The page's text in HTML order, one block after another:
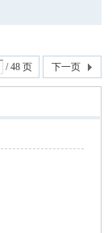
/ 48 页 下一页